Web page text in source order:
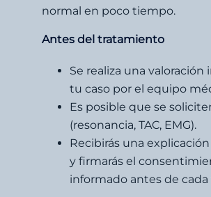
normal en poco tiempo.
Antes del tratamiento
Se realiza una valoración
tu caso por el equipo
Es posible que se
(resonancia, TAC, EMG).
Recibirás una
y firmarás el
informado antes de cada